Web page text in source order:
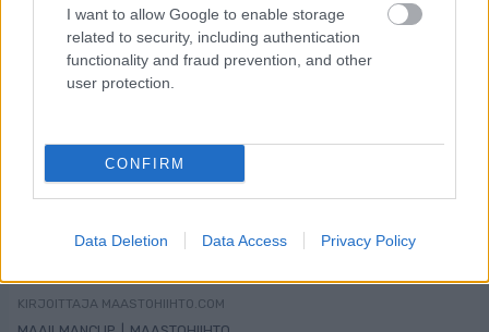
I want to allow Google to enable storage
related to security, including authentication
functionality and fraud prevention, and other
user protection.
CONFIRM
Data Deletion Data Access Privacy Policy
Sprintit hiihdettiin eilen Lake
Placidissa – suomalaisilla ei asiaa
finaaleihin
Lake Placidin maastohiihdon maailmancupin
päätösviikonloppu jatkui eilen sprinttikisoilla.
Suomalaisilla ei ollut aisaa kärkeen, mutta pitkän ja
(kuvassa) kruunasi päätöskautensa voitolla. Naisten
KIRJOITTAJA MAASTOHIIHTO.COM